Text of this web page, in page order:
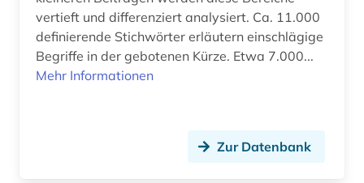
vertieft und differenziert analysiert. Ca. 11.000
definierende Stichwörter erläutern einschlägige
Begriffe in der gebotenen Kürze. Etwa 7.000...
Mehr Informationen
Zur Datenbank